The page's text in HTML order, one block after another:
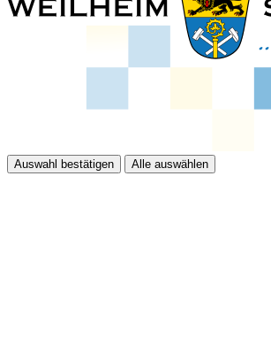
Auswahl bestätigen Alle auswählen